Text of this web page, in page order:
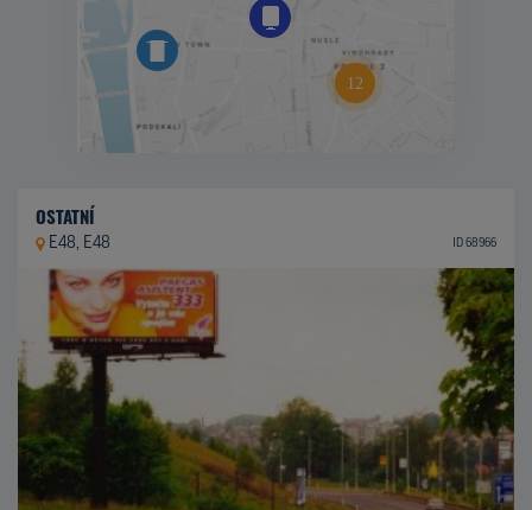
OSTATNÍ
E48, E48 ID 68966